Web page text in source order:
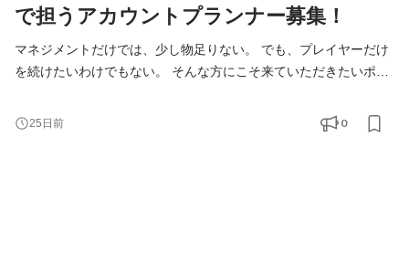
で担うアカウントプランナー募集！
マネジメントだけでは、少し物足りない。 でも、プレイヤーだけ
を続けたいわけでもない。 そんな方にこそ来ていただきたいポジ
カー。 マーケティング責任者や役員クラスと直接向き合い、 課題
整理から戦略設計、提案、プロジェクトマネジメントまで担当い
25日前 0